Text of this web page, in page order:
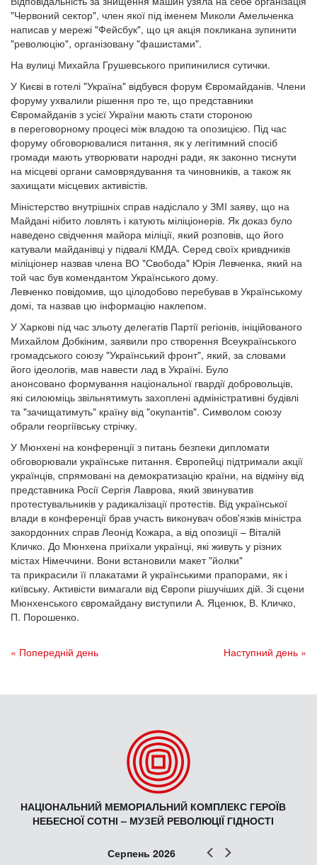
"Червоний сектор", член якої під іменем Миколи Амельченка
написав у мережі "Фейсбук", що ця акція покликана зупинити
"революцію", організовану "фашистами".
На вулиці Михайла Грушевського припинилися сутички.
У Києві в готелі "Україна" відбувся форум Євромайданів. Члени
форуму ухвалили рішення про те, що представники
Євромайданів з усієї України мають стати стороною
в переговорному процесі між владою та опозицією. Під час
форуму обговорювалися питання, як у легітимний спосіб
громади мають утворювати народні ради, як законно тиснути
на місцеві органи самоврядування та чиновників, а також як
захищати місцевих активістів.
Міністерство внутрішніх справ надіслало у ЗМІ заяву, що на
Майдані нібито ловлять і катують міліціонерів. Як доказ було
наведено свідчення майора міліції, який розповів, що його
катували майданівці у підвалі КМДА. Серед своїх кривдників
міліціонер назвав члена ВО "Свобода" Юрія Левченка, який на
той час був комендантом Українського дому.
Левченко повідомив, що цілодобово перебував в Українському
домі, та назвав цю інформацію наклепом.
У Харкові під час зльоту делегатів Партії регіонів, ініційованого
Михайлом Добкіним, заявили про створення Всеукраїнського
громадського союзу "Український фронт", який, за словами
його ідеологів, мав навести лад в Україні. Було
анонсовано формування національної гвардії добровольців,
які силоюміць звільнятимуть захоплені адміністративні будівлі
та "зачищатимуть" країну від "окупантів". Символом союзу
обрали георгіївську стрічку.
У Мюнхені на конференції з питань безпеки дипломати
обговорювали українське питання. Європейці підтримали акції
українців, спрямовані на демократизацію країни, на відміну від
представника Росії Сергія Лаврова, який звинуватив
протестувальників у радикалізації протестів. Від української
влади в конференції брав участь виконувач обов'язків міністра
закордонних справ Леонід Кожара, а від опозиції – Віталій
Кличко. До Мюнхена приїхали українці, які живуть у різних
містах Німеччини. Вони встановили макет "йолки"
та прикрасили її плакатами й українськими прапорами, як і
київську. Активісти вимагали від Європи рішучіших дій. Зі сцени
Мюнхенського євромайдану виступили А. Яценюк, В. Кличко,
П. Порошенко.
« Попередній день Наступний день »
НАЦІОНАЛЬНИЙ МЕМОРІАЛЬНИЙ КОМПЛЕКС ГЕРОЇВ
НЕБЕСНОЇ СОТНІ – МУЗЕЙ РЕВОЛЮЦІЇ ГІДНОСТІ
Попер
Серпень 2026